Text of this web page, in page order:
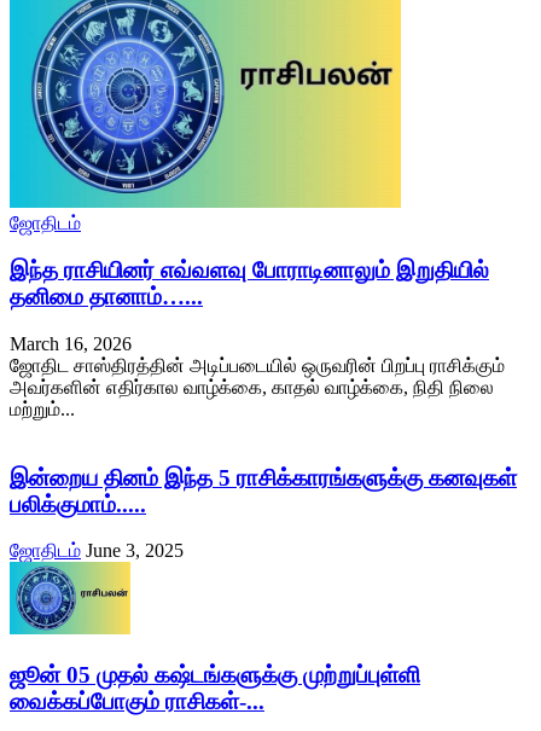
ஜோதிடம்
இந்த ராசியினர் எவ்வளவு போராடினாலும் இறுதியில்
தனிமை தானாம்…...
March 16, 2026
ஜோதிட சாஸ்திரத்தின் அடிப்படையில் ஒருவரின் பிறப்பு ராசிக்கும்
அவர்களின் எதிர்கால வாழ்க்கை, காதல் வாழ்க்கை, நிதி நிலை
மற்றும்...
இன்றைய தினம் இந்த 5 ராசிக்காரங்களுக்கு கனவுகள்
பலிக்குமாம்.....
ஜோதிடம் June 3, 2025
ஜூன் 05 முதல் கஷ்டங்களுக்கு முற்றுப்புள்ளி
வைக்கப்போகும் ராசிகள்-...